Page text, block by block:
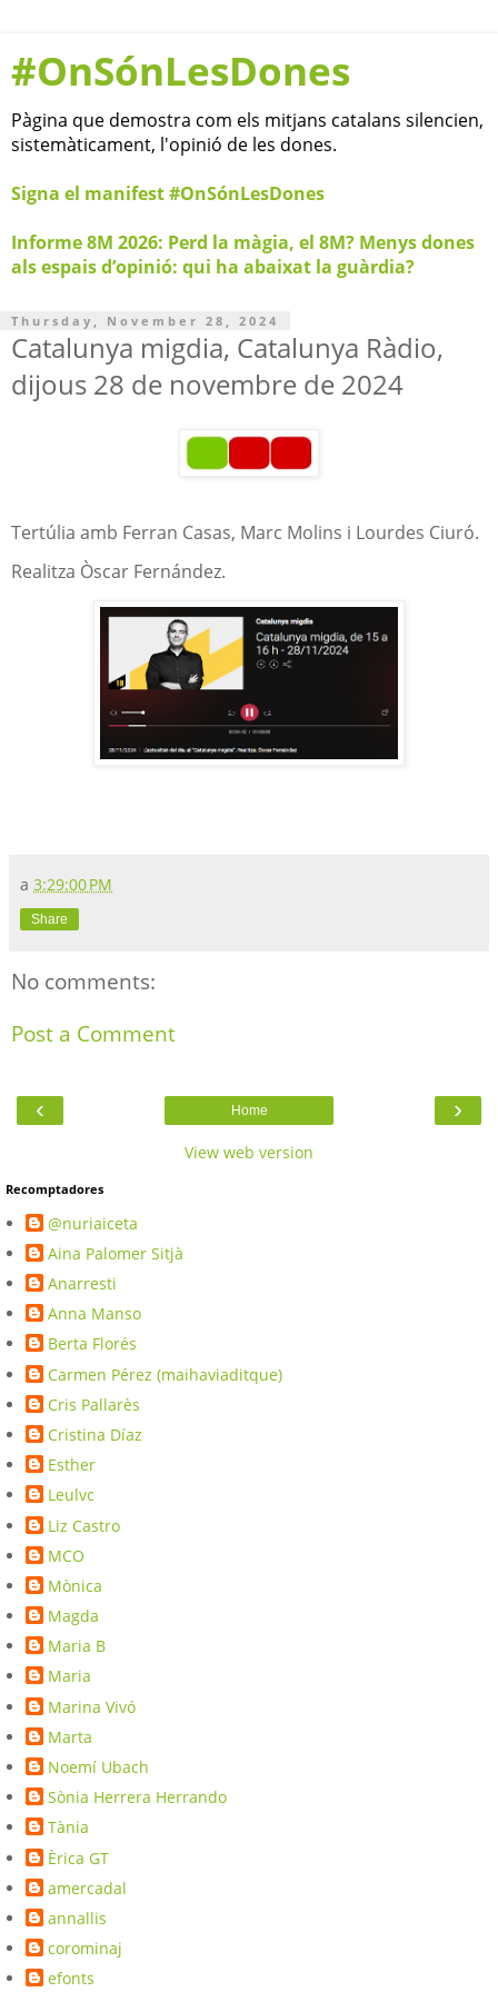
#OnSónLesDones
Pàgina que demostra com els mitjans catalans silencien,
sistemàticament, l'opinió de les dones.
Signa el manifest #OnSónLesDones
Informe 8M 2026: Perd la màgia, el 8M? Menys dones
als espais d’opinió: qui ha abaixat la guàrdia?
Thursday, November 28, 2024
Catalunya migdia, Catalunya Ràdio,
dijous 28 de novembre de 2024
Tertúlia amb Ferran Casas, Marc Molins i Lourdes Ciuró.
Realitza Òscar Fernández.
a 3:29:00 PM
Share
No comments:
Post a Comment
‹ ›
Home
View web version
Recomptadores
@nuriaiceta
Aina Palomer Sitjà
Anarresti
Anna Manso
Berta Florés
Carmen Pérez (maihaviaditque)
Cris Pallarès
Cristina Díaz
Esther
Leulvc
Liz Castro
MCO
Mònica
Magda
Maria B
Maria
Marina Vivó
Marta
Noemí Ubach
Sònia Herrera Herrando
Tània
Èrica GT
amercadal
annallis
corominaj
efonts